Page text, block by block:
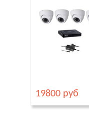
19800 руб